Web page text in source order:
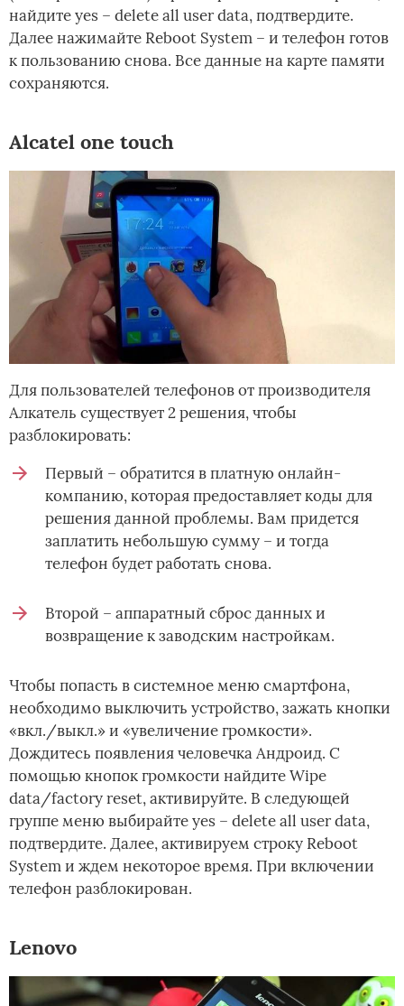
найдите yes – delete all user data, подтвердите.
Далее нажимайте Reboot System – и телефон готов
к пользованию снова. Все данные на карте памяти
сохраняются.
Alcatel one touch
Для пользователей телефонов от производителя
Алкатель существует 2 решения, чтобы
разблокировать:
Первый – обратится в платную онлайн-
компанию, которая предоставляет коды для
решения данной проблемы. Вам придется
заплатить небольшую сумму – и тогда
телефон будет работать снова.
Второй – аппаратный сброс данных и
возвращение к заводским настройкам.
Чтобы попасть в системное меню смартфона,
необходимо выключить устройство, зажать кнопки
«вкл./выкл.» и «увеличение громкости».
Дождитесь появления человечка Андроид. С
помощью кнопок громкости найдите Wipe
data/factory reset, активируйте. В следующей
группе меню выбирайте yes – delete all user data,
подтвердите. Далее, активируем строку Reboot
System и ждем некоторое время. При включении
телефон разблокирован.
Lenovo